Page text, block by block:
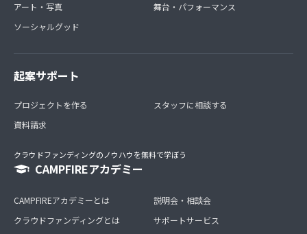
アート・写真
ソーシャルグッド
舞台・パフォーマンス
起案サポート
プロジェクトを作る
資料請求
スタッフに相談する
クラウドファンディングのノウハウを無料で学ぼう
CAMPFIREアカデミー
CAMPFIREアカデミーとは
クラウドファンディングとは
説明会・相談会
サポートサービス